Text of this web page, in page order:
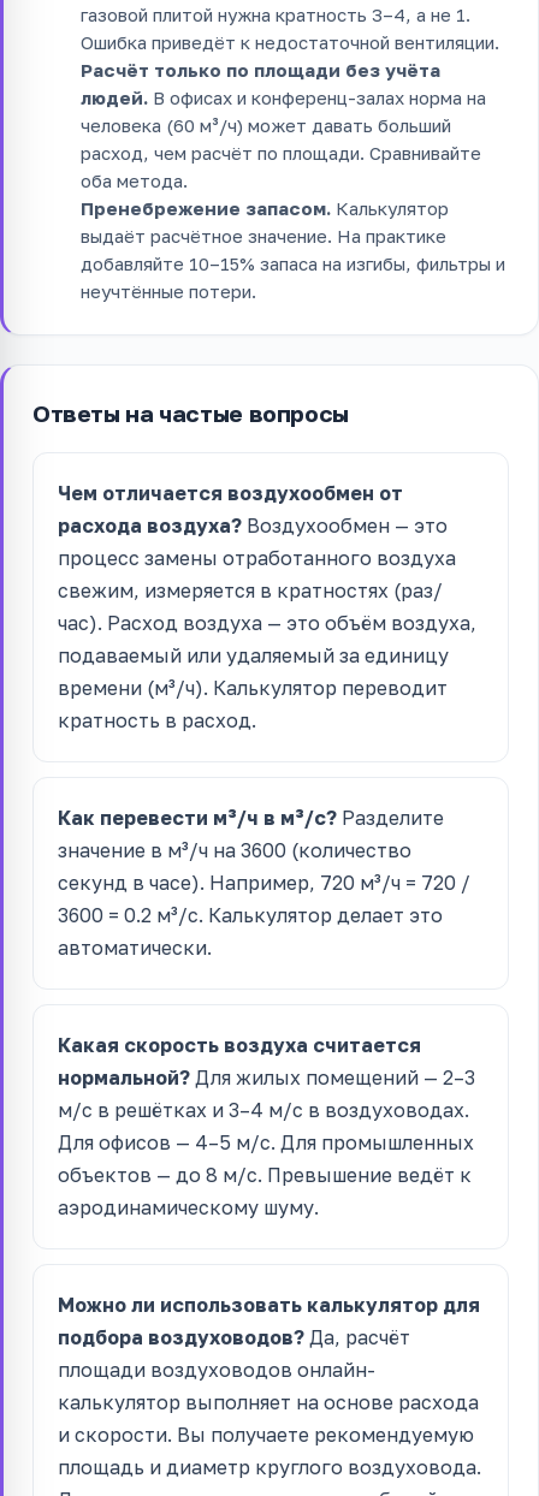
газовой плитой нужна кратность 3–4, а не 1.
Ошибка приведёт к недостаточной вентиляции.
Расчёт только по площади без учёта
людей. В офисах и конференц-залах норма на
человека (60 м³/ч) может давать больший
расход, чем расчёт по площади. Сравнивайте
оба метода.
Пренебрежение запасом. Калькулятор
выдаёт расчётное значение. На практике
добавляйте 10–15% запаса на изгибы, фильтры и
неучтённые потери.
Ответы на частые вопросы
Чем отличается воздухообмен от
расхода воздуха? Воздухообмен — это
процесс замены отработанного воздуха
свежим, измеряется в кратностях (раз/
час). Расход воздуха — это объём воздуха,
подаваемый или удаляемый за единицу
времени (м³/ч). Калькулятор переводит
кратность в расход.
Как перевести м³/ч в м³/с? Разделите
значение в м³/ч на 3600 (количество
секунд в часе). Например, 720 м³/ч = 720 /
3600 = 0.2 м³/с. Калькулятор делает это
автоматически.
Какая скорость воздуха считается
нормальной? Для жилых помещений — 2–3
м/с в решётках и 3–4 м/с в воздуховодах.
Для офисов — 4–5 м/с. Для промышленных
объектов — до 8 м/с. Превышение ведёт к
аэродинамическому шуму.
Можно ли использовать калькулятор для
подбора воздуховодов? Да, расчёт
площади воздуховодов онлайн-
калькулятор выполняет на основе расхода
и скорости. Вы получаете рекомендуемую
площадь и диаметр круглого воздуховода.